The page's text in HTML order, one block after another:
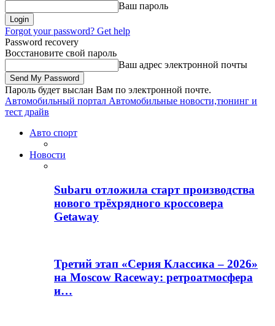
Ваш пароль
Forgot your password? Get help
Password recovery
Восстановите свой пароль
Ваш адрес электронной почты
Пароль будет выслан Вам по электронной почте.
Автомобильный портал Автомобильные новости,тюнинг и
тест драйв
Авто спорт
Новости
Subaru отложила старт производства
нового трёхрядного кроссовера
Getaway
Третий этап «Серия Классика – 2026»
на Moscow Raceway: ретроатмосфера
и…